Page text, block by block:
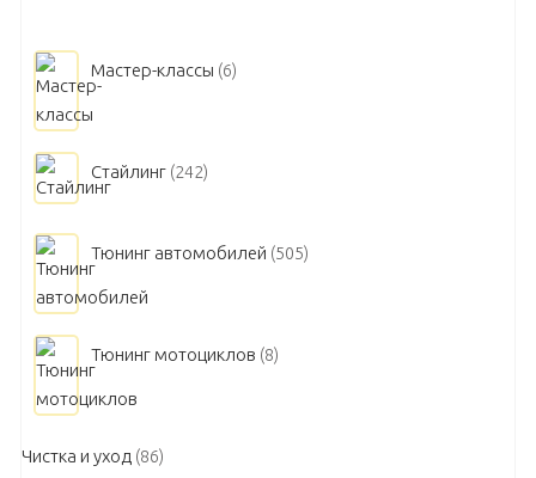
Мастер-классы (6)
Стайлинг (242)
Тюнинг автомобилей (505)
Тюнинг мотоциклов (8)
Чистка и уход (86)